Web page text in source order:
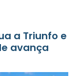
a Triunfo e
avança